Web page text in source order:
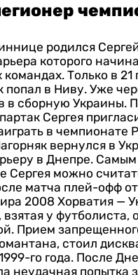
родился
которого
Только в 21
попал в Ниву. Уже
в сборную Украины.
Сергея
в чемпионате
вернулся в
в Днепре. Самым
Сергея можно
матча плей-офф
2008 Хорватия —
у футболиста,
Прием
стоил
го года. После
неудачная попытка